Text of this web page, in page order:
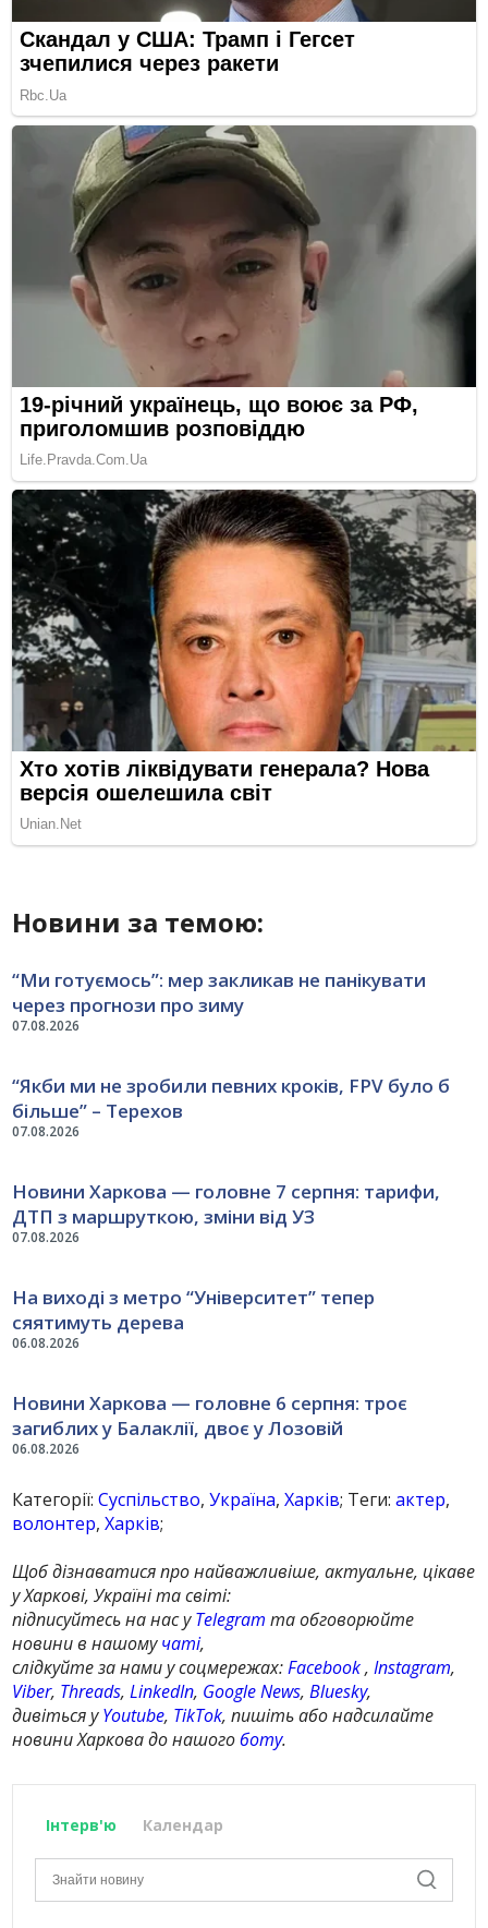
Новини за темою:
07.08.2026
“Ми готуємось”: мер закликав не панікувати
через прогнози про зиму
07.08.2026
“Якби ми не зробили певних кроків, FPV було б
більше” – Терехов
07.08.2026
Новини Харкова — головне 7 серпня: тарифи,
ДТП з маршруткою, зміни від УЗ
06.08.2026
На виході з метро “Університет” тепер
сяятимуть дерева
06.08.2026
Новини Харкова — головне 6 серпня: троє
загиблих у Балаклії, двоє у Лозовій
Категорії:Суспільство,Україна,Харків; Теги:актер,
волонтер,Харків;
Щоб дізнаватися про найважливіше, актуальне, цікаве
у Харкові, Україні та світі:
підписуйтесь на нас уTelegram та обговорюйте
новини в нашомучаті,
слідкуйте за нами у соцмережах:Facebook,Instagram,
Viber, Threads,LinkedIn, Google News,Bluesky,
дивіться уYoutube, TikTok, пишіть або надсилайте
новини Харкова до нашогоботу.
Інтерв'ю Календар